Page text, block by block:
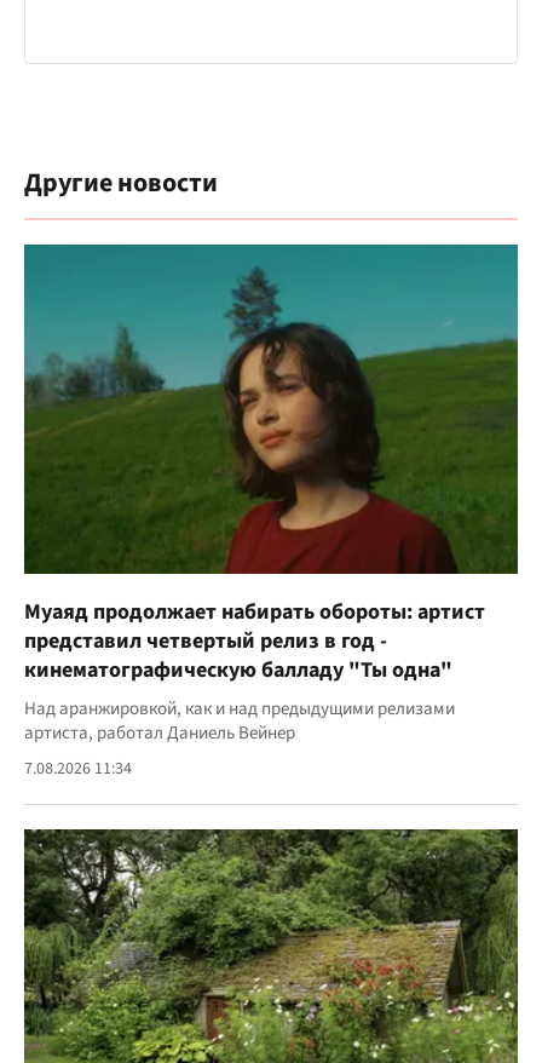
Другие новости
Муаяд продолжает набирать обороты: артист
представил четвертый релиз в год -
кинематографическую балладу "Ты одна"
Над аранжировкой, как и над предыдущими релизами
артиста, работал Даниель Вейнер
7.08.2026 11:34